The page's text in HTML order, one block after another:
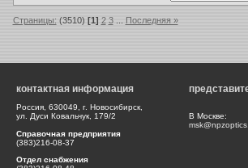
Страницы: (3510) [1] 2 3...
Последняя »
контактная информация
Россия, 630049, г. Новосибирск,
ул. Дуси Ковальчук, 179/2
Справочная предприятия
(383)216-08-37
Отдел снабжения
В Москве: